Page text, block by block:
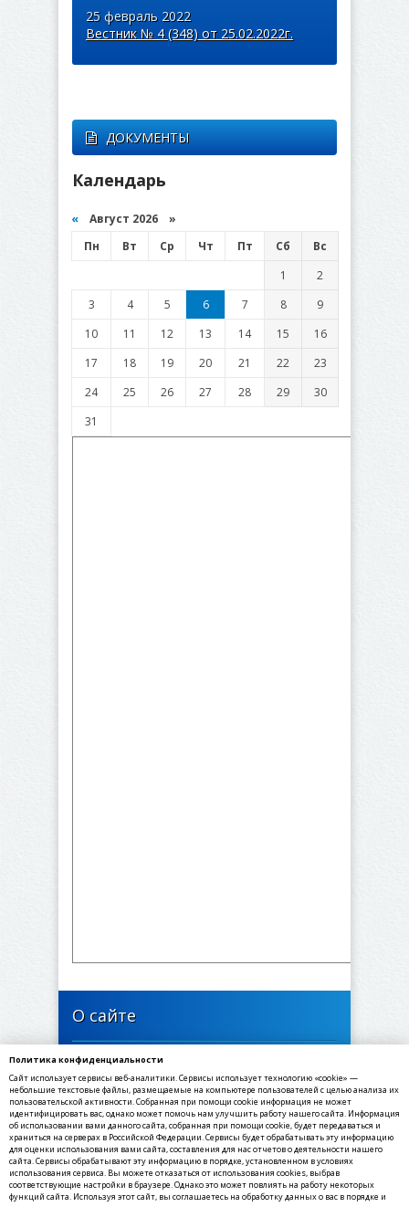
25 февраль 2022
Вестник № 4 (348) от 25.02.2022г.
ДОКУМЕНТЫ
Календарь
« Август 2026 »
Пн
Вт Ср Чт Пт Сб
Вс
1
2
3
4 5 6 7 8
9
10
11 12 13 14 15
16
17
18 19 20 21 22
23
24
25 26 27 28 29
30
31
О сайте
446634, Самарская область, Богатовский район,
село Максимовка, Октябрьская улица, 23
✉ E-mail: selsove@yandex.ru
☎ Телефон: 8(84666) 3-33-73
☏ Факс: 8(84666) 3-33-73
Политика конфиденциальности
Сайт использует сервисы веб-аналитики. Сервисы использует технологию «cookie» —
небольшие текстовые файлы, размещаемые на компьютере пользователей с целью анализа их
пользовательской активности. Собранная при помощи cookie информация не может
идентифицировать вас, однако может помочь нам улучшить работу нашего сайта. Информация
об использовании вами данного сайта, собранная при помощи cookie, будет передаваться и
храниться на серверах в Российской Федерации. Сервисы будет обрабатывать эту информацию
для оценки использования вами сайта, составления для нас отчетов о деятельности нашего
сайта. Сервисы обрабатывают эту информацию в порядке, установленном в условиях
использования сервиса. Вы можете отказаться от использования cookies, выбрав
соответствующие настройки в браузере. Однако это может повлиять на работу некоторых
функций сайта. Используя этот сайт, вы соглашаетесь на обработку данных о вас в порядке и